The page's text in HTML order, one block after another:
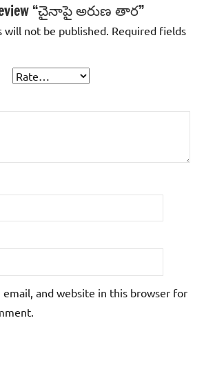
“చైనాపై అరుణ తార”
will not be published. Required fields
email, and website in this browser for